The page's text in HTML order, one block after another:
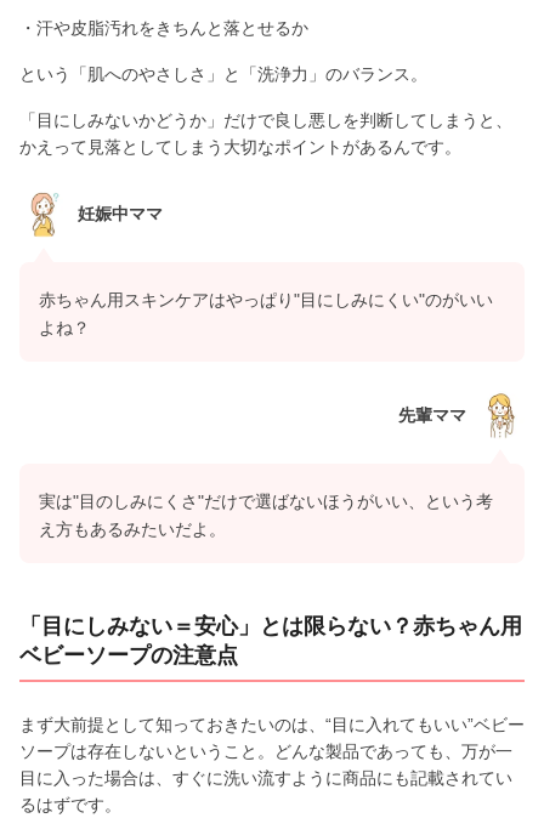
・汗や皮脂汚れをきちんと落とせるか
という「肌へのやさしさ」と「洗浄力」のバランス。
「目にしみないかどうか」だけで良し悪しを判断してしまうと、
かえって見落としてしまう大切なポイントがあるんです。
妊娠中ママ
赤ちゃん用スキンケアはやっぱり"目にしみにくい"のがいい
よね？
先輩ママ
実は"目のしみにくさ"だけで選ばないほうがいい、という考
え方もあるみたいだよ。
「目にしみない＝安心」とは限らない？赤ちゃん用
ベビーソープの注意点
まず大前提として知っておきたいのは、“目に入れてもいい”ベビー
ソープは存在しないということ。どんな製品であっても、万が一
目に入った場合は、すぐに洗い流すように商品にも記載されてい
るはずです。